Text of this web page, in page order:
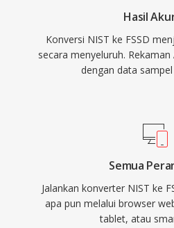
Hasil
Konversi NIST ke FSSD
secara menyeluruh.
dengan data
Semua
Jalankan konverter NIST ke
apa pun melalui browser
tablet, atau